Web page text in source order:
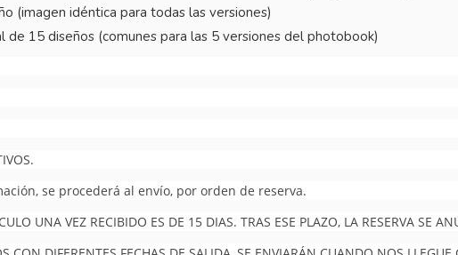
(imagen idéntica para todas las versiones)
de 15 diseños (comunes para las 5 versiones del photobook)
se procederá al envío, por orden de reserva.
UNA VEZ RECIBIDO ES DE 15 DIAS. TRAS ESE PLAZO, LA RESERVA SE